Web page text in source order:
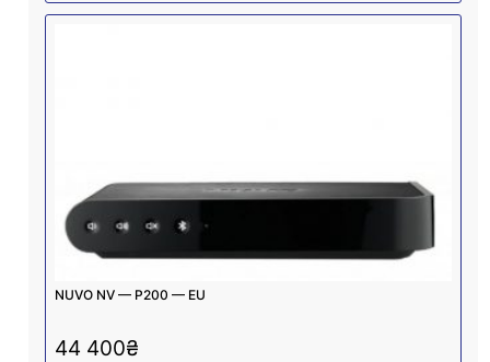
NUVO NV — P200 — EU
44 400₴